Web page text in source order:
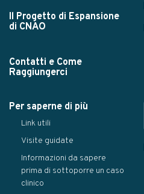
Il Progetto di Espansione
di CNAO
Contatti e Come
Raggiungerci
Per saperne di più
Link utili
Visite guidate
Informazioni da sapere
prima di sottoporre un caso
clinico